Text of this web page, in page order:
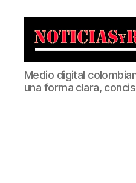
Noticias
y
Respuestas
Medio digital
una forma clara,